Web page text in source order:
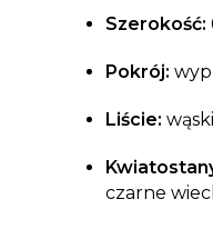
Szerokość:
Pokrój:
Liście:
czarne